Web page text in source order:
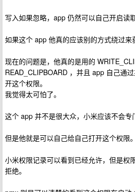
写入如果忽略，app 仍然可以自己开启读
如果这个 app 他真的应该别的方式绕过来
现在的问题是，他真的是用的
READ_CLIPBOARD ，并且 app 自己通
开这个权限。
我觉得太可怕了。
这个 app 并不是很大众，小米应该不会专
但是他就是可以自己给自己打开这个权限。
小米权限记录可以看到已经允许，但是权
拒绝。